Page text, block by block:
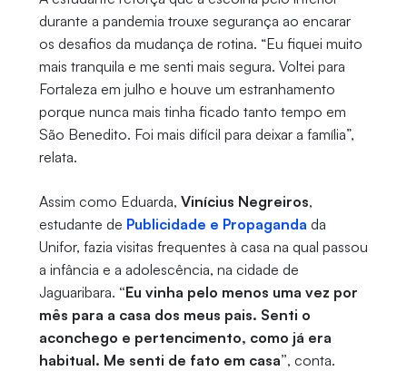
durante a pandemia trouxe segurança ao encarar
os desafios da mudança de rotina. “Eu fiquei muito
mais tranquila e me senti mais segura. Voltei para
Fortaleza em julho e houve um estranhamento
porque nunca mais tinha ficado tanto tempo em
São Benedito. Foi mais difícil para deixar a família”,
relata.
Assim como Eduarda, Vinícius Negreiros,
estudante de Publicidade e Propaganda da
Unifor, fazia visitas frequentes à casa na qual passou
a infância e a adolescência, na cidade de
Jaguaribara. “Eu vinha pelo menos uma vez por
mês para a casa dos meus pais. Senti o
aconchego e pertencimento, como já era
habitual. Me senti de fato em casa”, conta.